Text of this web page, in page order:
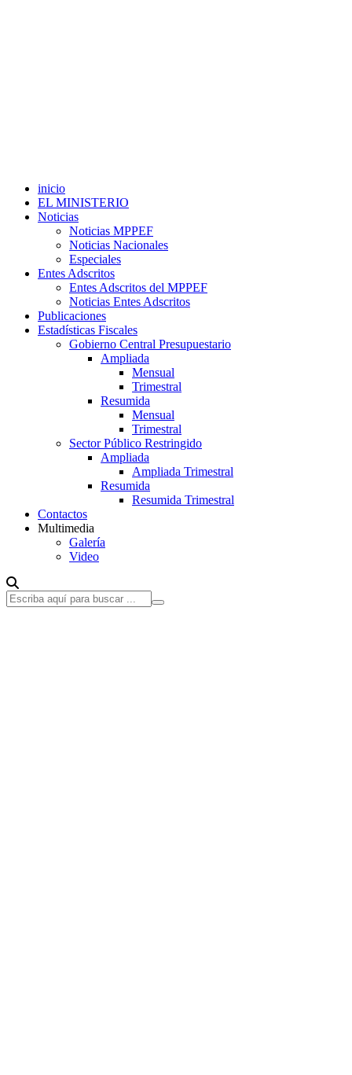
inicio
EL MINISTERIO
Noticias
Noticias MPPEF
Noticias Nacionales
Especiales
Entes Adscritos
Entes Adscritos del MPPEF
Noticias Entes Adscritos
Publicaciones
Estadísticas Fiscales
Gobierno Central Presupuestario
Ampliada
Mensual
Trimestral
Resumida
Mensual
Trimestral
Sector Público Restringido
Ampliada
Ampliada Trimestral
Resumida
Resumida Trimestral
Contactos
Multimedia
Galería
Video